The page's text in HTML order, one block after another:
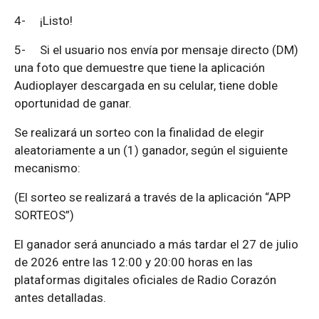
4- ¡Listo!
5- Si el usuario nos envía por mensaje directo (DM)
una foto que demuestre que tiene la aplicación
Audioplayer descargada en su celular, tiene doble
oportunidad de ganar.
Se realizará un sorteo con la finalidad de elegir
aleatoriamente a un (1) ganador, según el siguiente
mecanismo:
(El sorteo se realizará a través de la aplicación “APP
SORTEOS”)
El ganador será anunciado a más tardar el 27 de julio
de 2026 entre las 12:00 y 20:00 horas en las
plataformas digitales oficiales de Radio Corazón
antes detalladas.